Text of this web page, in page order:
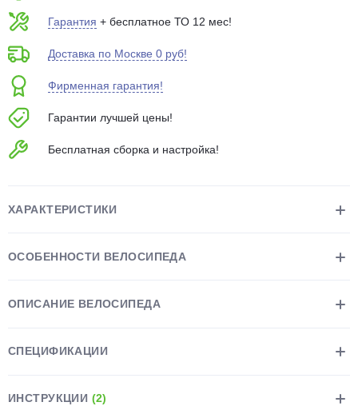
Гарантия + бесплатное ТО 12 мес!
Доставка по Москве 0 руб!
Фирменная гарантия!
Гарантии лучшей цены!
Бесплатная сборка и настройка!
ХАРАКТЕРИСТИКИ
ОСОБЕННОСТИ ВЕЛОСИПЕДА
ОПИСАНИЕ ВЕЛОСИПЕДА
СПЕЦИФИКАЦИИ
ИНСТРУКЦИИ (2)
Подробнее
Остались вопросы?